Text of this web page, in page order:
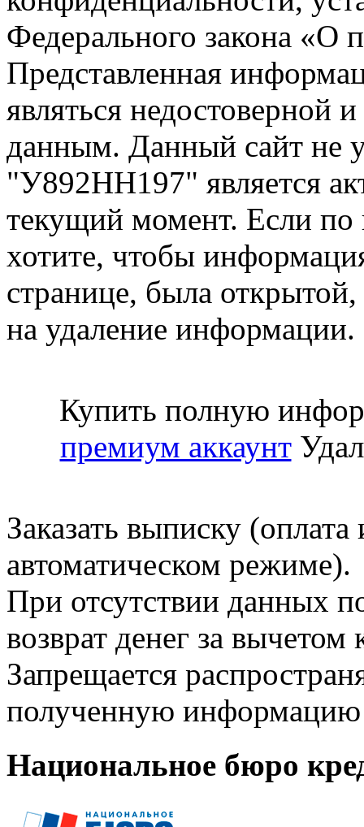
Федерального закона «О
Представленная
являться недостоверной
данным. Данный сайт не
"У892НН197" является
текущий момент. Если
хотите, чтобы
странице, была открытой,
на удаление информации.
Купить полную
премиум аккаунт
Заказать выписку
автоматическом режиме).
При отсутствии данных
возврат денег за
Запрещается
полученную информацию
Национальное бюро